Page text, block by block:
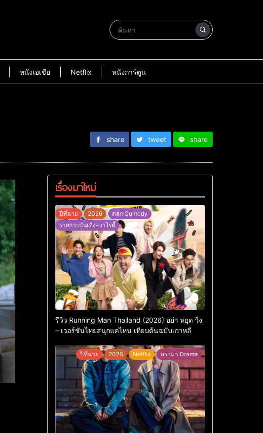
หนังเอเชีย Netflix หนังการ์ตูน
share tweet share
เรื่องมาใหม่
ปีที่ฉาย 2026
ตลก Comedy
รายการบันเทิง–วาไรตี้
รีวิว Running Man Thailand (2026) อย่า หยุด วิ่ง
– เวอร์ชันไทยสนุกแค่ไหน เทียบต้นฉบับเกาหลี
ปีที่ฉาย 2026 Netflix ดราม่า Drama